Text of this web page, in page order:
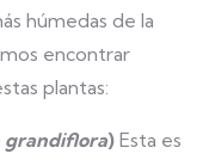
húmedas de la
encontrar
plantas:
grandiflora) Esta es